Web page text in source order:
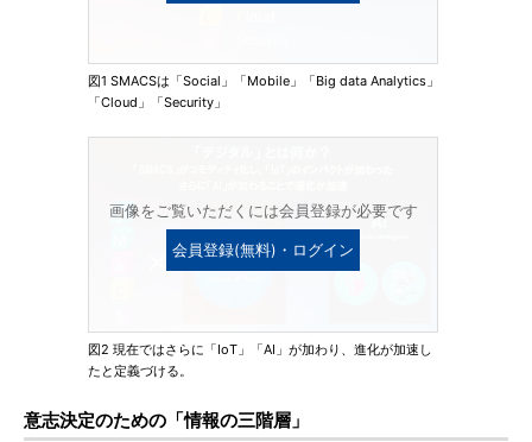
図1 SMACSは「Social」「Mobile」「Big data Analytics」
「Cloud」「Security」
画像をご覧いただくには会員登録が必要です
会員登録(無料)・ログイン
図2 現在ではさらに「IoT」「AI」が加わり、進化が加速し
たと定義づける。
意志決定のための「情報の三階層」